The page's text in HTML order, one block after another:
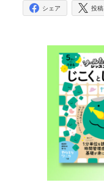
シェア 投稿